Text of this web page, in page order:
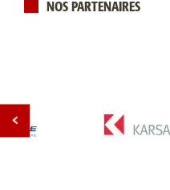
NOS PARTENAIRES